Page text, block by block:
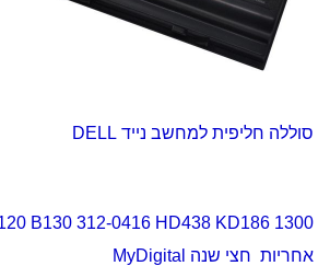
סוללה חליפית למחשב נייד DELL
1300 B120 B130 312-0416 HD438 KD186
אחריות חצי שנה MyDigital